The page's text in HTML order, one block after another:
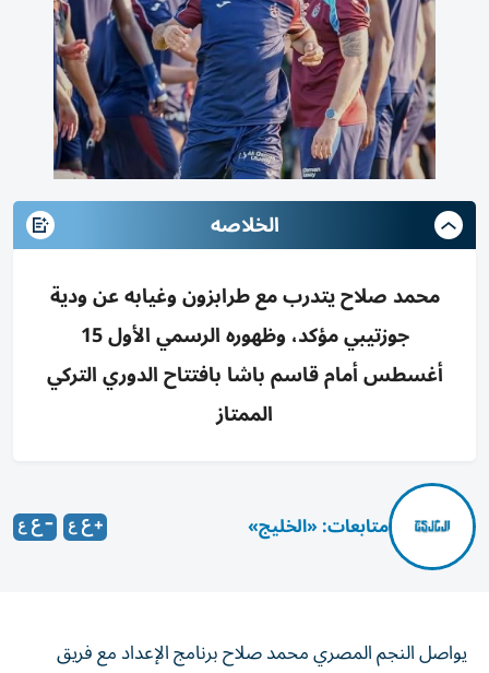
الخلاصه
محمد صلاح يتدرب مع طرابزون وغيابه عن ودية
جوزتيبي مؤكد، وظهوره الرسمي الأول 15
أغسطس أمام قاسم باشا بافتتاح الدوري التركي
الممتاز
متابعات: «الخليج»